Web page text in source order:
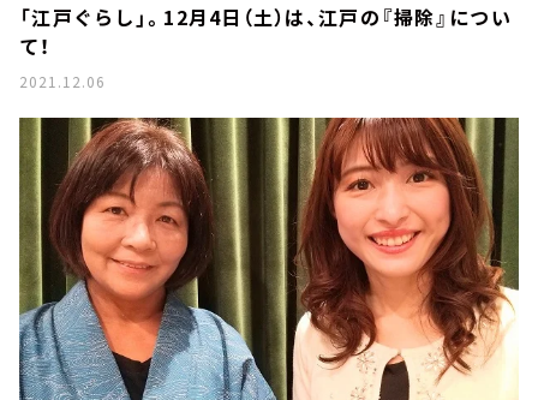
「江戸ぐらし」。12月4日（土）は、江戸の『掃除』につい
て！
2021.12.06